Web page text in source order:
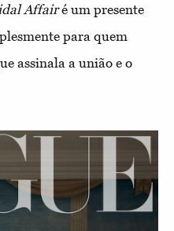
Affairé um presente
para quem
assinala a união e o